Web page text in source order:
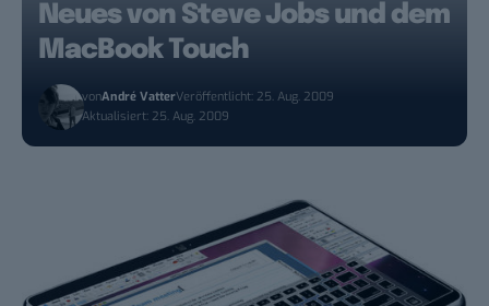
Neues von Steve Jobs und dem
MacBook Touch
vonAndré VatterVeröffentlicht: 25. Aug. 2009
Aktualisiert: 25. Aug. 2009